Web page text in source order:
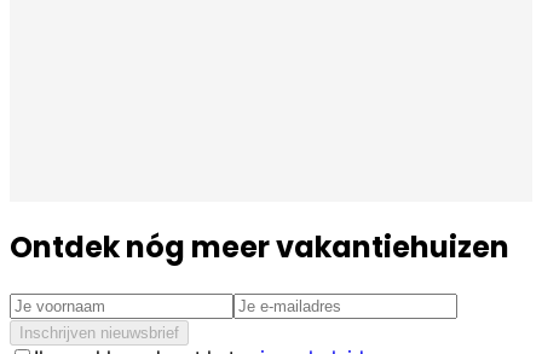
Ontdek nóg meer vakantiehuizen
Inschrijven nieuwsbrief